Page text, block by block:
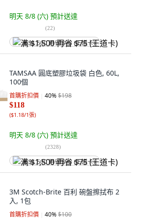
明天 8/8 (六) 預計送達
(22)
满 $1,500 再省 $75 (王道卡)
TAMSAA 圓底塑膠垃圾袋 白色, 60L,
100個
首購折扣價 40%$198
$118
($1.18/1張)
明天 8/8 (六) 預計送達
(2328)
满 $1,500 再省 $75 (王道卡)
3M Scotch-Brite 百利 碗盤擦拭布 2
入, 1包
首購折扣價 40%$100